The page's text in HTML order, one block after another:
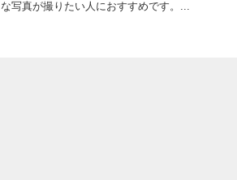
写真が撮りたい人におすすめです。...